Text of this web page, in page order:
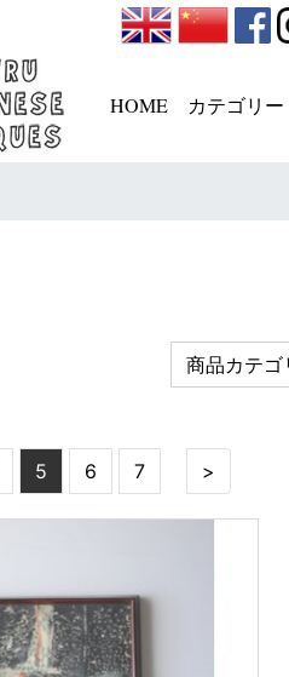
HOME カテゴリー
商品カテゴ
5 6 7 >